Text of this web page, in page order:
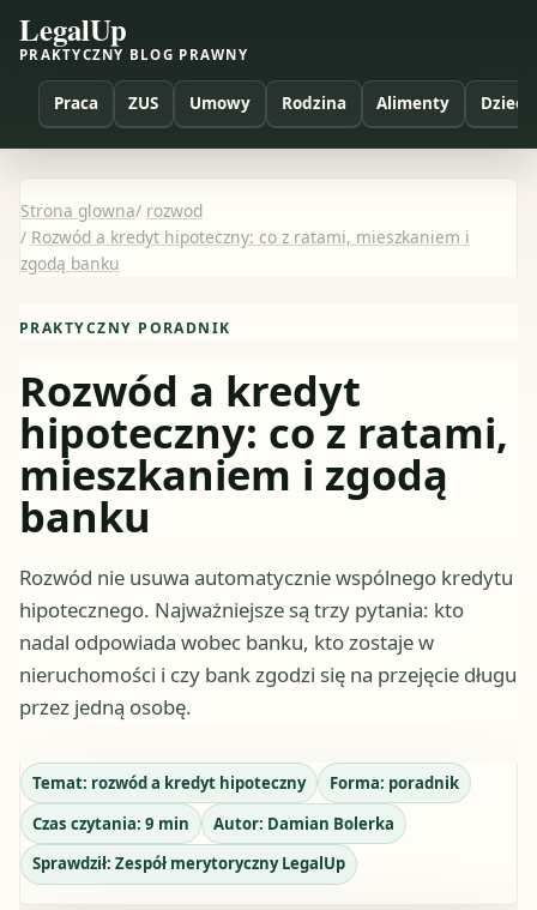
LegalUp
PRAKTYCZNY BLOG PRAWNY
Praca ZUS Umowy Rodzina Alimenty Dzieci
Strona glowna/ rozwod
/ Rozwód a kredyt hipoteczny: co z ratami, mieszkaniem i
zgodą banku
PRAKTYCZNY PORADNIK
Rozwód a kredyt
hipoteczny: co z ratami,
mieszkaniem i zgodą
banku
Rozwód nie usuwa automatycznie wspólnego kredytu
hipotecznego. Najważniejsze są trzy pytania: kto
nadal odpowiada wobec banku, kto zostaje w
nieruchomości i czy bank zgodzi się na przejęcie długu
przez jedną osobę.
Temat: rozwód a kredyt hipoteczny Forma: poradnik
Czas czytania: 9 min Autor: Damian Bolerka
Sprawdził: Zespół merytoryczny LegalUp